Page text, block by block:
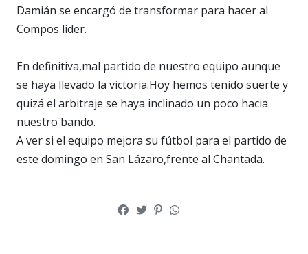
Damián se encargó de transformar para hacer al
Compos líder.
En definitiva,mal partido de nuestro equipo aunque
se haya llevado la victoria.Hoy hemos tenido suerte y
quizá el arbitraje se haya inclinado un poco hacia
nuestro bando.
A ver si el equipo mejora su fútbol para el partido de
este domingo en San Lázaro,frente al Chantada.